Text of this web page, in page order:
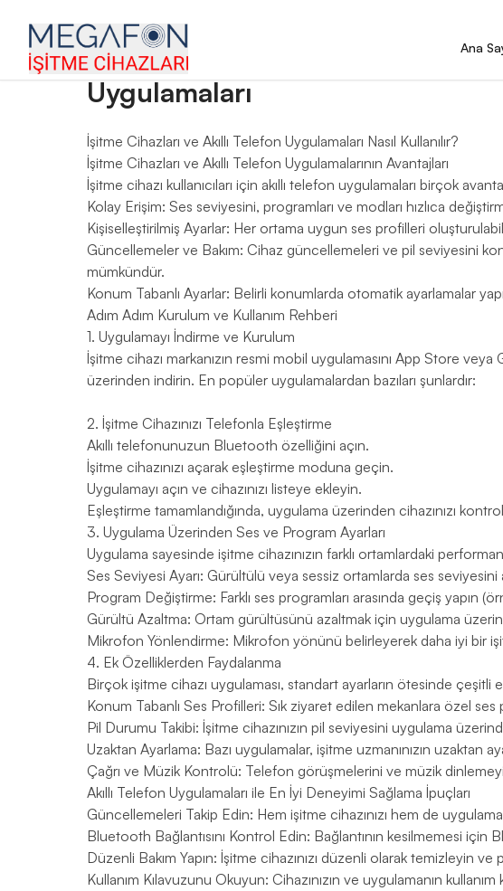
Ana
ana sayfa › blog
Uygulamaları
İşitme Cihazları ve Akıllı Telefon Uygulamaları Nasıl Kullanılır?
İşitme Cihazları ve Akıllı Telefon Uygulamalarının Avantajları
İşitme cihazı kullanıcıları için akıllı telefon uygulamaları birçok
Kolay Erişim: Ses seviyesini, programları ve modları hızlıca
Kişiselleştirilmiş Ayarlar: Her ortama uygun ses profilleri
Güncellemeler ve Bakım: Cihaz güncellemeleri ve pil seviyesini
mümkündür.
Konum Tabanlı Ayarlar: Belirli konumlarda otomatik ayarlamalar
Adım Adım Kurulum ve Kullanım Rehberi
1. Uygulamayı İndirme ve Kurulum
İşitme cihazı markanızın resmi mobil uygulamasını App Store
üzerinden indirin. En popüler uygulamalardan bazıları şunlardır:
2. İşitme Cihazınızı Telefonla Eşleştirme
Akıllı telefonunuzun Bluetooth özelliğini açın.
İşitme cihazınızı açarak eşleştirme moduna geçin.
Uygulamayı açın ve cihazınızı listeye ekleyin.
Eşleştirme tamamlandığında, uygulama üzerinden cihazınızı
3. Uygulama Üzerinden Ses ve Program Ayarları
Uygulama sayesinde işitme cihazınızın farklı ortamlardaki
Ses Seviyesi Ayarı: Gürültülü veya sessiz ortamlarda ses seviyesini
Program Değiştirme: Farklı ses programları arasında geçiş yapın
Gürültü Azaltma: Ortam gürültüsünü azaltmak için uygulama
Mikrofon Yönlendirme: Mikrofon yönünü belirleyerek daha iyi bir
4. Ek Özelliklerden Faydalanma
Birçok işitme cihazı uygulaması, standart ayarların ötesinde çeşitli
Konum Tabanlı Ses Profilleri: Sık ziyaret edilen mekanlara özel
Pil Durumu Takibi: İşitme cihazınızın pil seviyesini uygulama
Uzaktan Ayarlama: Bazı uygulamalar, işitme uzmanınızın uzaktan
Çağrı ve Müzik Kontrolü: Telefon görüşmelerini ve müzik
Akıllı Telefon Uygulamaları ile En İyi Deneyimi Sağlama İpuçları
Güncellemeleri Takip Edin: Hem işitme cihazınızı hem de
Bluetooth Bağlantısını Kontrol Edin: Bağlantının kesilmemesi için
Düzenli Bakım Yapın: İşitme cihazınızı düzenli olarak temizleyin
Kullanım Kılavuzunu Okuyun: Cihazınızın ve uygulamanın